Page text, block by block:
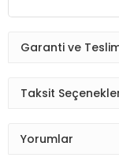
Garanti ve
Taksit
Yorumlar